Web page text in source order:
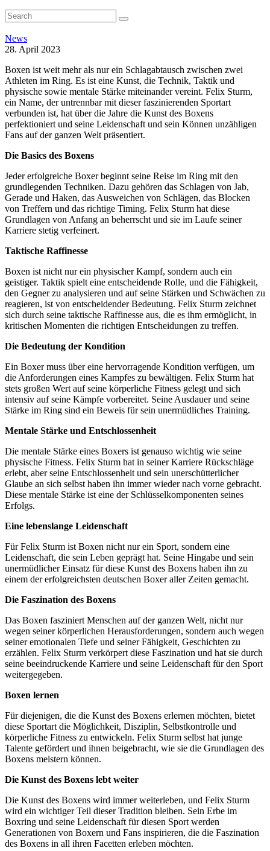
News
28. April 2023
Boxen ist weit mehr als nur ein Schlagabtausch zwischen zwei
Athleten im Ring. Es ist eine Kunst, die Technik, Taktik und
physische sowie mentale Stärke miteinander vereint. Felix Sturm,
ein Name, der untrennbar mit dieser faszinierenden Sportart
verbunden ist, hat über die Jahre die Kunst des Boxens
perfektioniert und seine Leidenschaft und sein Können unzähligen
Fans auf der ganzen Welt präsentiert.
Die Basics des Boxens
Jeder erfolgreiche Boxer beginnt seine Reise im Ring mit den
grundlegenden Techniken. Dazu gehören das Schlagen von Jab,
Gerade und Haken, das Ausweichen von Schlägen, das Blocken
von Treffern und das richtige Timing. Felix Sturm hat diese
Grundlagen von Anfang an beherrscht und sie im Laufe seiner
Karriere stetig verfeinert.
Taktische Raffinesse
Boxen ist nicht nur ein physischer Kampf, sondern auch ein
geistiger. Taktik spielt eine entscheidende Rolle, und die Fähigkeit,
den Gegner zu analysieren und auf seine Stärken und Schwächen zu
reagieren, ist von entscheidender Bedeutung. Felix Sturm zeichnet
sich durch seine taktische Raffinesse aus, die es ihm ermöglicht, in
kritischen Momenten die richtigen Entscheidungen zu treffen.
Die Bedeutung der Kondition
Ein Boxer muss über eine hervorragende Kondition verfügen, um
die Anforderungen eines Kampfes zu bewältigen. Felix Sturm hat
stets großen Wert auf seine körperliche Fitness gelegt und sich
intensiv auf seine Kämpfe vorbereitet. Seine Ausdauer und seine
Stärke im Ring sind ein Beweis für sein unermüdliches Training.
Mentale Stärke und Entschlossenheit
Die mentale Stärke eines Boxers ist genauso wichtig wie seine
physische Fitness. Felix Sturm hat in seiner Karriere Rückschläge
erlebt, aber seine Entschlossenheit und sein unerschütterlicher
Glaube an sich selbst haben ihn immer wieder nach vorne gebracht.
Diese mentale Stärke ist eine der Schlüsselkomponenten seines
Erfolgs.
Eine lebenslange Leidenschaft
Für Felix Sturm ist Boxen nicht nur ein Sport, sondern eine
Leidenschaft, die sein Leben geprägt hat. Seine Hingabe und sein
unermüdlicher Einsatz für diese Kunst des Boxens haben ihn zu
einem der erfolgreichsten deutschen Boxer aller Zeiten gemacht.
Die Faszination des Boxens
Das Boxen fasziniert Menschen auf der ganzen Welt, nicht nur
wegen seiner körperlichen Herausforderungen, sondern auch wegen
seiner emotionalen Tiefe und seiner Fähigkeit, Geschichten zu
erzählen. Felix Sturm verkörpert diese Faszination und hat sie durch
seine beeindruckende Karriere und seine Leidenschaft für den Sport
weitergegeben.
Boxen lernen
Für diejenigen, die die Kunst des Boxens erlernen möchten, bietet
diese Sportart die Möglichkeit, Disziplin, Selbstkontrolle und
körperliche Fitness zu entwickeln. Felix Sturm selbst hat junge
Talente gefördert und ihnen beigebracht, wie sie die Grundlagen des
Boxens meistern können.
Die Kunst des Boxens lebt weiter
Die Kunst des Boxens wird immer weiterleben, und Felix Sturm
wird ein wichtiger Teil dieser Tradition bleiben. Sein Erbe im
Boxring und seine Leidenschaft für diesen Sport werden
Generationen von Boxern und Fans inspirieren, die die Faszination
des Boxens in all ihren Facetten erleben möchten.